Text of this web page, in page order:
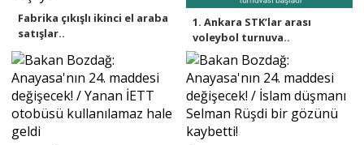
Fabrika çıkışlı ikinci el araba
satışlar..
1. Ankara STK’lar arası
voleybol turnuva..